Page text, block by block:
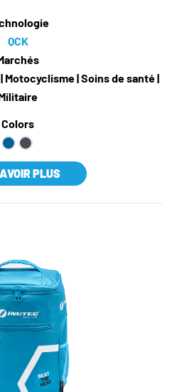
QCK
Motocyclisme | Soins de santé |
Colors
PLUS